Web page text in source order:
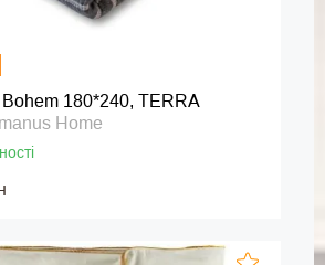
180*240, TERRA
Home